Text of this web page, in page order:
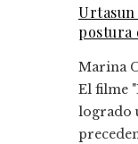
Urtasun
postura
Marina
El filme
logrado